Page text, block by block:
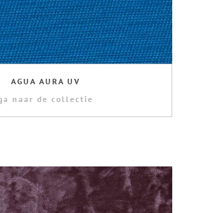
AGUA AURA UV
naar de collectie